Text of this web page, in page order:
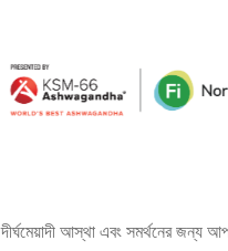
আস্থা এবং সমর্থনের জন্য